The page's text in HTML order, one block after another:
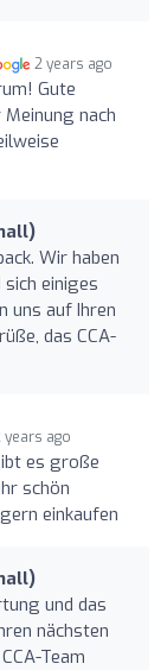
2 years ago
Gute
nach
Wir haben
einiges
uns auf Ihren
das CCA-
years ago
es große
schön
einkaufen
und das
nächsten
Team